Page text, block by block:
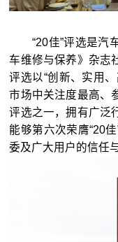
“20佳”评选是汽车
车维修与保养》杂志
评选以“创新、实用
市场中关注度最高、
评选之一，拥有广泛
能够第六次荣膺“20
委及广大用户的信任